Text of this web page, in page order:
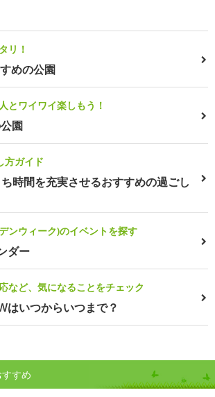
リ！
めの公園
とワイワイ楽しもう！
園
方ガイド
時間を充実させるおすすめの過ごし
ンウィーク)のイベントを探す
ダー
など、気になることをチェック
はいつからいつまで？
すめ